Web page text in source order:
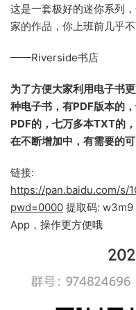
这是一套极好的迷你系列
家的作品，你上班前几乎
——Riverside书店
为了方便大家利用电子书
种电子书，有PDF版本的
PDF的，七万多本TXT的
在不断增加中，有需要的
链接:
https://pan.baidu.com/s/
pwd=0000 提取码: w3m9
App，操作更方便哦